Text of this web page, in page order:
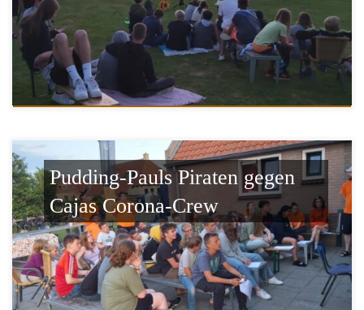
Pudding-Pauls Piraten gegen
Cajas Corona-Crew